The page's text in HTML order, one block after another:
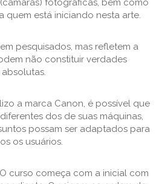
fotográficas, bem como
quem está iniciando nesta arte.
pesquisados, mas refletem a
não constituir verdades
absolutas.
a marca Canon, é possível que
dos de suas máquinas,
possam ser adaptados para
os usuários.
curso começa com a inicial com